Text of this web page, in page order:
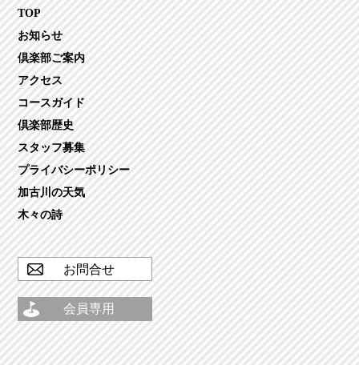
TOP
お知らせ
倶楽部ご案内
アクセス
コースガイド
倶楽部歴史
スタッフ募集
プライバシーポリシー
加古川の天気
木々の詩
お問合せ
会員専用